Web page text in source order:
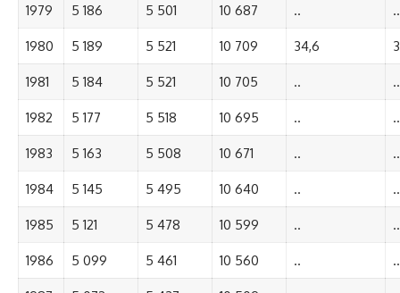
1979 5 186 5 501 10 687 .. ..
1980 5 189 5 521 10 709 34,6
1981 5 184 5 521 10 705 .. ..
1982 5 177 5 518 10 695 .. ..
1983 5 163 5 508 10 671 .. ..
1984 5 145 5 495 10 640 .. ..
1985 5 121 5 478 10 599 .. ..
1986 5 099 5 461 10 560 .. ..